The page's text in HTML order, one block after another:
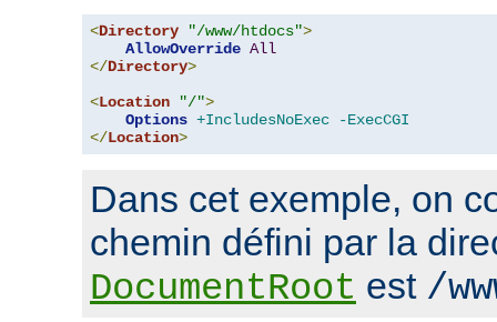
<Directory "/www/htdocs">
AllowOverride All
</Directory>
<Location "/">
Options +IncludesNoExec
-ExecCGI
</Location>
Dans cet exemple, on
chemin défini par la
DocumentRoot est /